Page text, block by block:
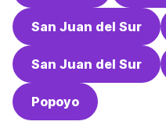
San Juan del Sur
San Juan del Sur
Popoyo